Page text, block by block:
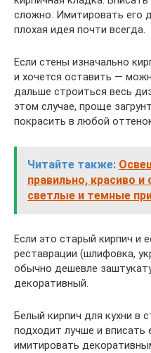
сложно. Имитировать его
плохая идея почти всегда.
Если стены изначально
и хочется оставить —
дальше строиться весь
этом случае, проще
покрасить в любой
Читайте также:
правильно, красиво и
светлые и темные
Если это старый кирпич и
реставрации (шлифовка,
обычно дешевле
декоративный.
Белый кирпич для кухни в
подходит лучше и
имитировать